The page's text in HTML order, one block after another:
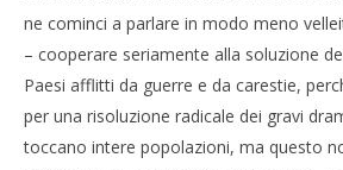
ne cominci a parlare in modo meno
– cooperare seriamente alla soluzione
Paesi afflitti da guerre e da carestie,
per una risoluzione radicale dei gravi
toccano intere popolazioni, ma questo